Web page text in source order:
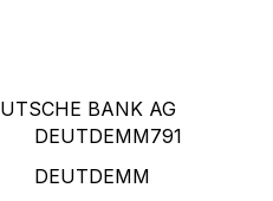
BANK AG
DEUTDEMM791
DEUTDEMM